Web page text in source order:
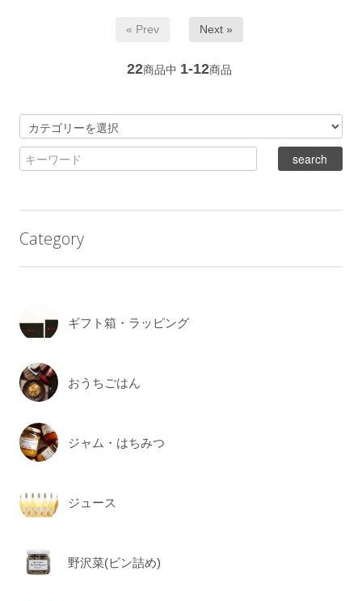
« Prev Next »
22商品中 1-12商品
Category
ギフト箱・ラッピング
おうちごはん
ジャム・はちみつ
ジュース
野沢菜(ビン詰め)